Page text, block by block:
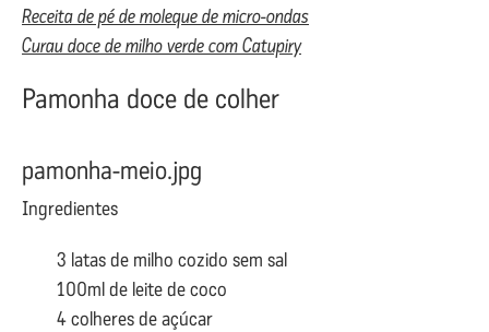
Receita de pé de moleque de micro-ondas
Curau doce de milho verde com Catupiry
Pamonha doce de colher
pamonha-meio.jpg
Ingredientes
3 latas de milho cozido sem sal
100ml de leite de coco
4 colheres de açúcar